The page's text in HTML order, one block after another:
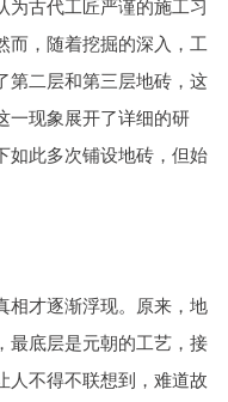
为古代工匠严谨的施工习
而，随着挖掘的深入，工
第二层和第三层地砖，这
一现象展开了详细的研
如此多次铺设地砖，但始
相才逐渐浮现。原来，地
最底层是元朝的工艺，接
人不得不联想到，难道故